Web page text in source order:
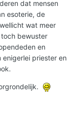
dat mensen
esoterie, de
wat meer
bewuster
en
priester en